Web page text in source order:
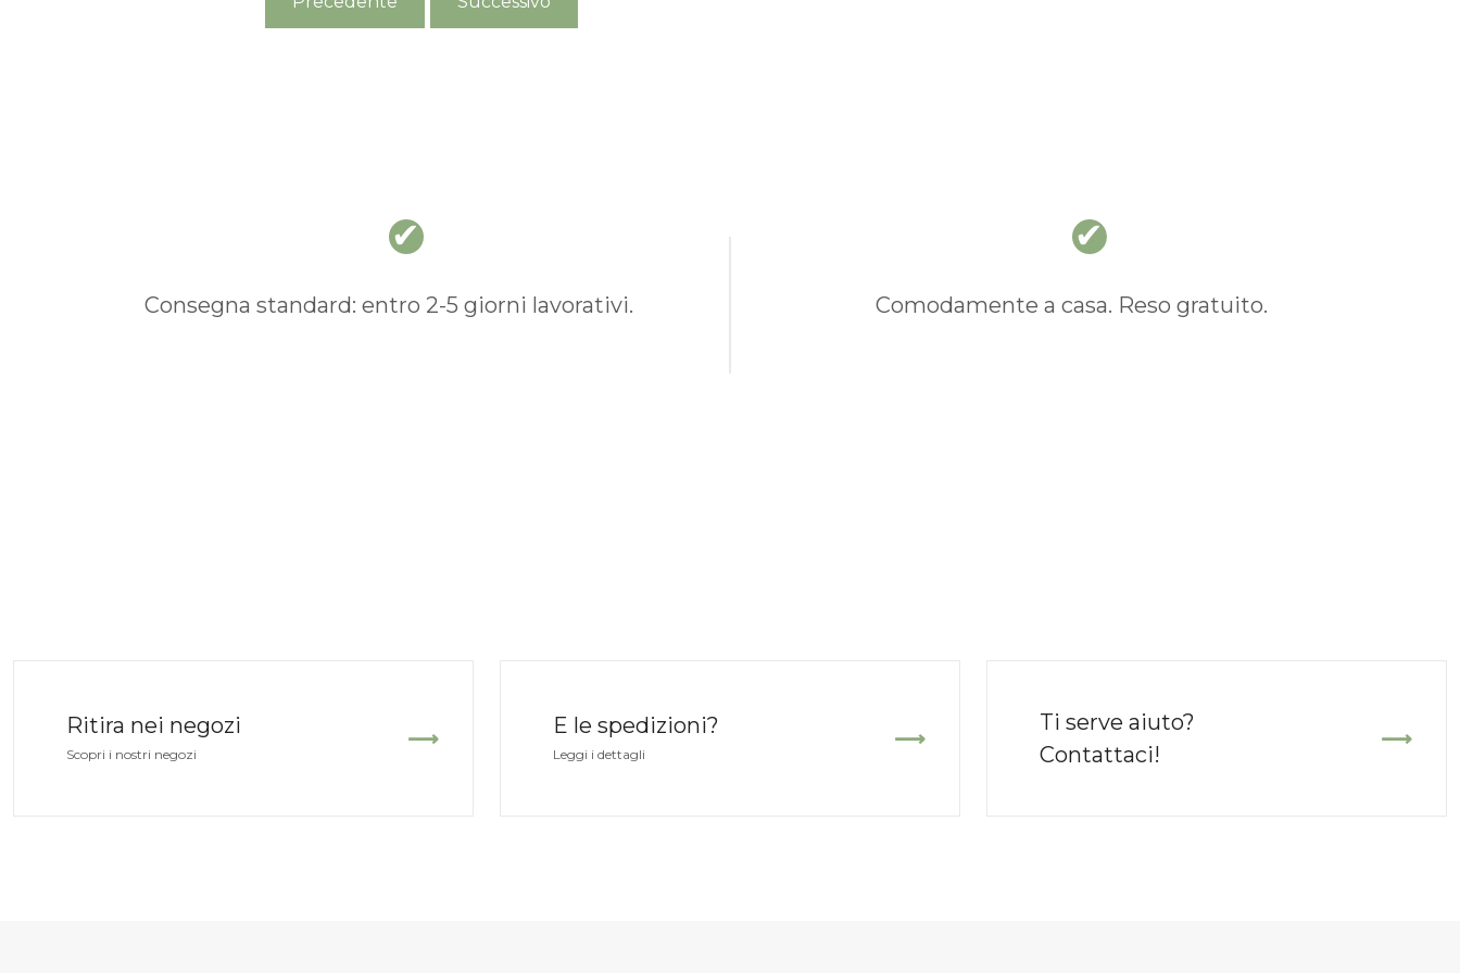
Consegna standard: entro 2-5 giorni lavorativi. Comodamente a casa. Reso gratuito.
Ritira nei negozi
Scopri i nostri negozi
E le spedizioni?
Leggi i dettagli
Ti serve aiuto?
Contattaci!